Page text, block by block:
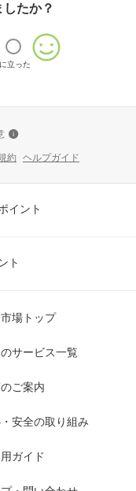
たか？
立った
約 ヘルプガイド
イント
ト
場トップ
サービス一覧
ご案内
安全の取り組み
ガイド